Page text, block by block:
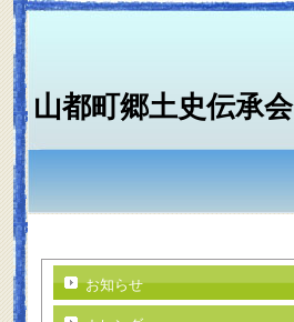
山都町郷土史伝承会
お知らせ